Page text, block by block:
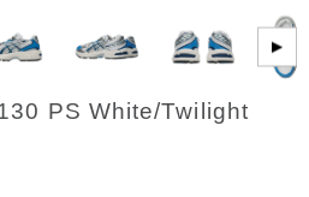
▶
PS White/Twilight